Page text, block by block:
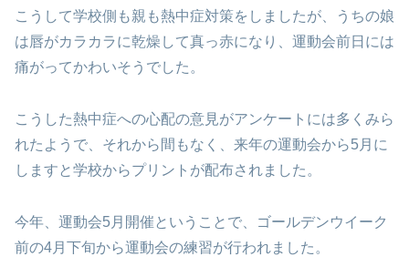
こうして学校側も親も熱中症対策をしましたが、うちの娘
は唇がカラカラに乾燥して真っ赤になり、運動会前日には
痛がってかわいそうでした。
こうした熱中症への心配の意見がアンケートには多くみら
れたようで、それから間もなく、来年の運動会から5月に
しますと学校からプリントが配布されました。
今年、運動会5月開催ということで、ゴールデンウイーク
前の4月下旬から運動会の練習が行われました。